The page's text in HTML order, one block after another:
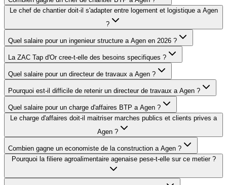
Le chef de chantier doit-il s'adapter entre logement et logistique a Agen
?
Quel salaire pour un ingenieur structure a Agen en 2026 ?
La ZAC Tap d'Or cree-t-elle des besoins specifiques ?
Quel salaire pour un directeur de travaux a Agen ?
Pourquoi est-il difficile de retenir un directeur de travaux a Agen ?
Quel salaire pour un charge d'affaires BTP a Agen ?
Le charge d'affaires doit-il maitriser marches publics et clients prives a
Agen ?
Combien gagne un economiste de la construction a Agen ?
Pourquoi la filiere agroalimentaire agenaise pese-t-elle sur ce metier ?